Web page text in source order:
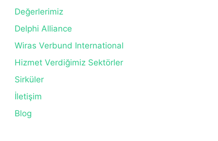
Değerlerimiz
Delphi Alliance
Wiras Verbund International
Hizmet Verdiğimiz Sektörler
Sirküler
İletişim
Blog